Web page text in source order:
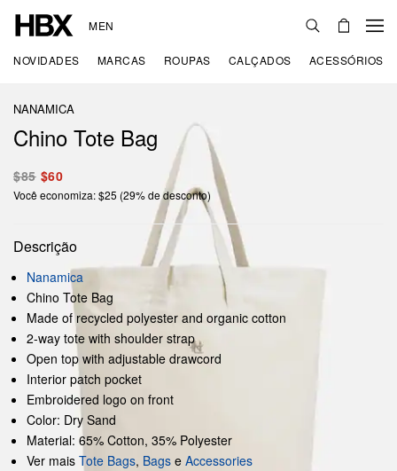
MEN
NOVIDADES MARCAS ROUPAS CALÇADOS ACESSÓRIOS
NANAMICA
Chino Tote Bag
$85 $60
Você economiza: $25 (29% de desconto)
Descrição
Nanamica
Chino Tote Bag
Made of recycled polyester and organic cotton
2-way tote with shoulder strap
Open top with adjustable drawcord
Interior patch pocket
Embroidered logo on front
Color: Dry Sand
Material: 65% Cotton, 35% Polyester
Ver mais Tote Bags, Bags e Accessories